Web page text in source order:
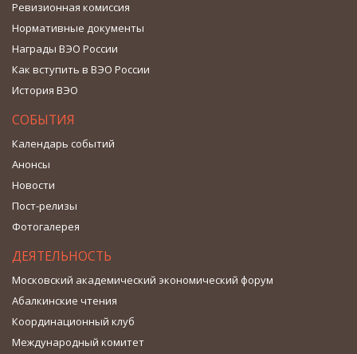
Ревизионная комиссия
Нормативные документы
Награды ВЭО России
Как вступить в ВЭО России
История ВЭО
СОБЫТИЯ
Календарь событий
Анонсы
Новости
Пост-релизы
Фотогалерея
ДЕЯТЕЛЬНОСТЬ
Московский академический экономический форум
Абалкинские чтения
Координационный клуб
Международный комитет